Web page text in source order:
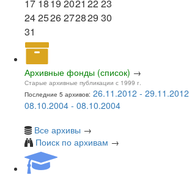
17 1819 2021 2223
242526272829 30
31
Архивные фонды (список) →
Старые архивные публикации с 1999 г.
Последние 5 архивов: 26.11.2012 - 29.11.2012
08.10.2004 - 08.10.2004
Все архивы →
Поиск по архивам →